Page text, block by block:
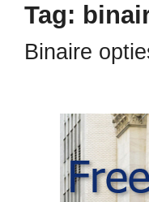
Tag:
Binaire